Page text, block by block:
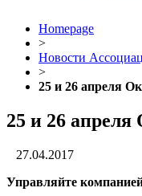
Homepage
>
Новости
>
25 и 26 апреля
25 и 26
27.04.2017
Управляйте